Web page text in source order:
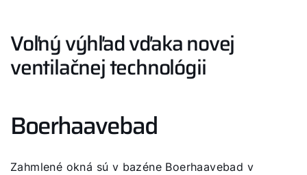
Voľný výhľad vďaka novej
ventilačnej technológii
Boerhaavebad
Zahmlené okná sú v bazéne Boerhaavebad v